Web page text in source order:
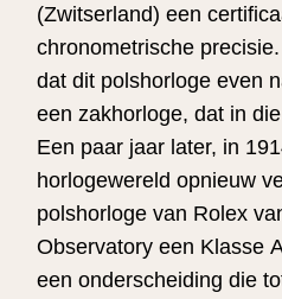
(Zwitserland) een
chronometrische
dat dit polshorloge even
een zakhorloge, dat in
Een paar jaar later, in
horlogewereld opnieuw
polshorloge van Rolex
Observatory een Klasse
een onderscheiding die